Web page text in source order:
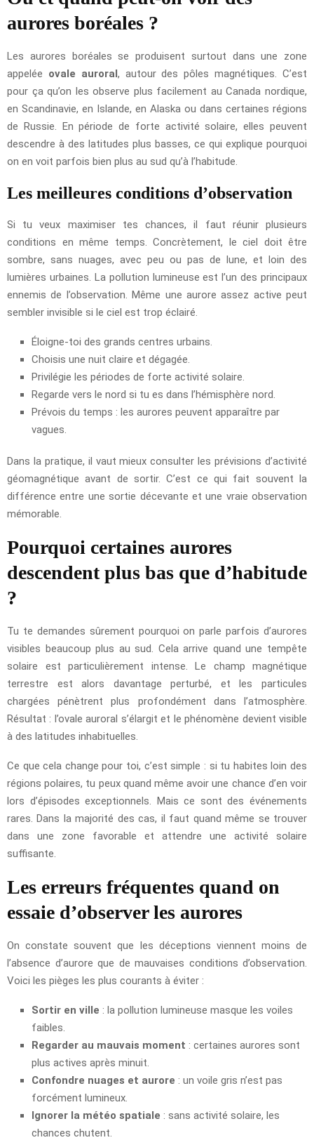
aurores boréales ?
Les aurores boréales se produisent surtout dans une zone
appelée ovale auroral, autour des pôles magnétiques. C’est
pour ça qu’on les observe plus facilement au Canada nordique,
en Scandinavie, en Islande, en Alaska ou dans certaines régions
de Russie. En période de forte activité solaire, elles peuvent
descendre à des latitudes plus basses, ce qui explique pourquoi
on en voit parfois bien plus au sud qu’à l’habitude.
Les meilleures conditions d’observation
Si tu veux maximiser tes chances, il faut réunir plusieurs
conditions en même temps. Concrètement, le ciel doit être
sombre, sans nuages, avec peu ou pas de lune, et loin des
lumières urbaines. La pollution lumineuse est l’un des principaux
ennemis de l’observation. Même une aurore assez active peut
sembler invisible si le ciel est trop éclairé.
Éloigne-toi des grands centres urbains.
Choisis une nuit claire et dégagée.
Privilégie les périodes de forte activité solaire.
Regarde vers le nord si tu es dans l’hémisphère nord.
Prévois du temps : les aurores peuvent apparaître par
vagues.
Dans la pratique, il vaut mieux consulter les prévisions d’activité
géomagnétique avant de sortir. C’est ce qui fait souvent la
différence entre une sortie décevante et une vraie observation
mémorable.
Pourquoi certaines aurores
descendent plus bas que d’habitude
?
Tu te demandes sûrement pourquoi on parle parfois d’aurores
visibles beaucoup plus au sud. Cela arrive quand une tempête
solaire est particulièrement intense. Le champ magnétique
terrestre est alors davantage perturbé, et les particules
chargées pénètrent plus profondément dans l’atmosphère.
Résultat : l’ovale auroral s’élargit et le phénomène devient visible
à des latitudes inhabituelles.
Ce que cela change pour toi, c’est simple : si tu habites loin des
régions polaires, tu peux quand même avoir une chance d’en voir
lors d’épisodes exceptionnels. Mais ce sont des événements
rares. Dans la majorité des cas, il faut quand même se trouver
dans une zone favorable et attendre une activité solaire
suffisante.
Les erreurs fréquentes quand on
essaie d’observer les aurores
On constate souvent que les déceptions viennent moins de
l’absence d’aurore que de mauvaises conditions d’observation.
Voici les pièges les plus courants à éviter :
Sortir en ville : la pollution lumineuse masque les voiles
faibles.
Regarder au mauvais moment : certaines aurores sont
plus actives après minuit.
Confondre nuages et aurore : un voile gris n’est pas
forcément lumineux.
Ignorer la météo spatiale : sans activité solaire, les
chances chutent.